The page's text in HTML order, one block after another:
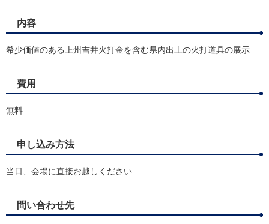
内容
希少価値のある上州吉井火打金を含む県内出土の火打道具の展示
費用
無料
申し込み方法
当日、会場に直接お越しください
問い合わせ先